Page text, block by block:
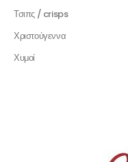
Τσιπς / crisps
Χριστούγεννα
Χυμοί